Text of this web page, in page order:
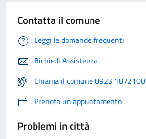
Contatta il comune
Leggi le domande frequenti
Richiedi Assistenza
Chiama il comune 0923 1872100
Prenota un appuntamento
Problemi in città